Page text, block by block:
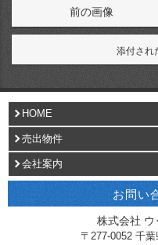
前の画像
添付され
HOME
売出物件
会社案内
お問い
株式会社 ウ
〒 277-0052 千葉